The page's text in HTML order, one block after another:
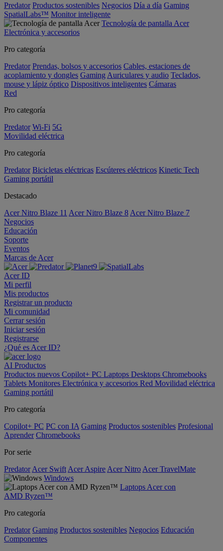
Predator Productos sostenibles Negocios Día a día Gaming
SpatialLabs™ Monitor inteligente
Tecnología de pantalla Acer
Electrónica y accesorios
Pro categoría
Predator Prendas, bolsos y accesorios Cables, estaciones de
acoplamiento y dongles Gaming Auriculares y audio Teclados,
mouse y lápiz óptico Dispositivos inteligentes Cámaras
Red
Pro categoría
Predator Wi-Fi 5G
Movilidad eléctrica
Pro categoría
Predator Bicicletas eléctricas Escúteres eléctricos Kinetic Tech
Gaming portátil
Destacado
Acer Nitro Blaze 11 Acer Nitro Blaze 8 Acer Nitro Blaze 7
Negocios
Educación
Soporte
Eventos
Marcas de Acer
Acer ID
Mi perfil
Mis productos
Registrar un producto
Mi comunidad
Cerrar sesión
Iniciar sesión
Registrarse
¿Qué es Acer ID?
AI Productos
Productos nuevos Copilot+ PC Laptops Desktops Chromebooks
Tablets Monitores Electrónica y accesorios Red Movilidad eléctrica
Gaming portátil
Pro categoría
Copilot+ PC PC con IA Gaming Productos sostenibles Profesional
Aprender Chromebooks
Por serie
Predator Acer Swift Acer Aspire Acer Nitro Acer TravelMate
Windows
Laptops Acer con
AMD Ryzen™
Pro categoría
Predator Gaming Productos sostenibles Negocios Educación
Componentes